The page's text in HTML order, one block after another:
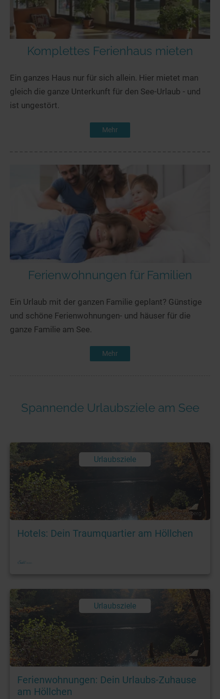
Komplettes Ferienhaus mieten
Ein ganzes Haus nur für sich allein. Hier mietet man
gleich die ganze Unterkunft für den See-Urlaub - und
ist ungestört.
Mehr
Ferienwohnungen für Familien
Ein Urlaub mit der ganzen Familie geplant? Günstige
und schöne Ferienwohnungen- und häuser für die
ganze Familie am See.
Mehr
Spannende Urlaubsziele am See
Urlaubsziele
Foto: © Frank Schierenberg
Hotels: Dein Traumquartier am Höllchen
Urlaubsziele
Foto: © Frank Schierenberg
Ferienwohnungen: Dein Urlaubs-Zuhause
am Höllchen